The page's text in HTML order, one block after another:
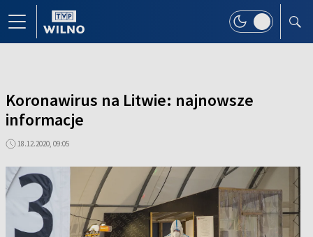
Koronawirus na Litwie: najnowsze
informacje
18.12.2020, 09:05